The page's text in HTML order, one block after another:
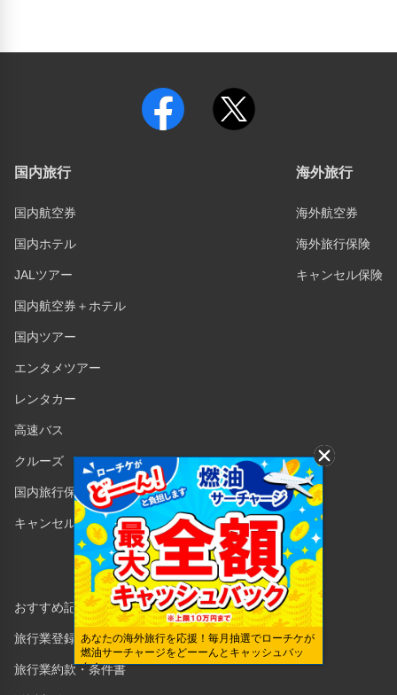
国内旅行
国内航空券
国内ホテル
JALツアー
国内航空券＋ホテル
国内ツアー
エンタメツアー
レンタカー
高速バス
クルーズ
国内旅行保険
キャンセル保険
おすすめ記事一覧
旅行業登録証
旅行業約款・条件書
海外旅行
海外航空券
海外旅行保険
キャンセル保険
あなたの海外旅行を応援！毎月抽選でローチケが
燃油サーチャージをどーーんとキャッシュバッ
ク！